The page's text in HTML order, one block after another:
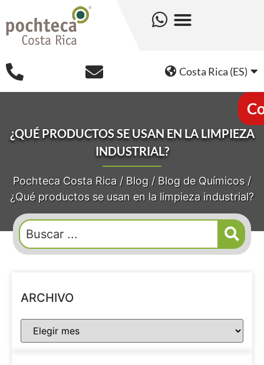
Costa Rica (ES)
¿QUÉ PRODUCTOS SE USAN EN LA LIMPIEZA
INDUSTRIAL?
Pochteca Costa Rica / Blog / Blog de Químicos/
¿Qué productos se usan en la limpieza industrial?
ARCHIVO